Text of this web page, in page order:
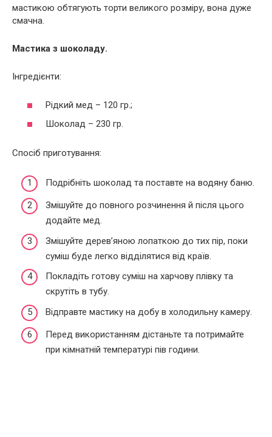
мастикою обтягують торти великого розміру, вона дуже
смачна.
Мастика з шоколаду.
Інгредієнти:
Рідкий мед – 120 гр.;
Шоколад – 230 гр.
Спосіб приготування:
Подрібніть шоколад та поставте на водяну баню.
Змішуйте до повного розчинення й після цього
додайте мед.
Змішуйте дерев’яною лопаткою до тих пір, поки
суміш буде легко відділятися від країв.
Покладіть готову суміш на харчову плівку та
скрутіть в тубу.
Відправте мастику на добу в холодильну камеру.
Перед використанням дістаньте та потримайте
при кімнатній температурі пів години.